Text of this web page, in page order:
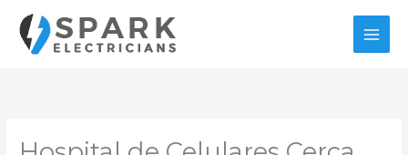
contenido